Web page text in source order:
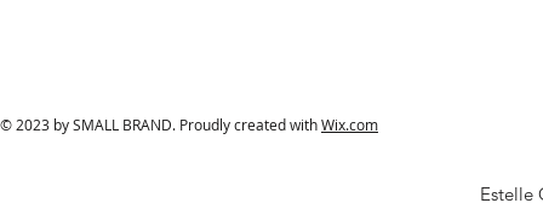
© 2023 by SMALL BRAND. Proudly created withWix.com
Estelle